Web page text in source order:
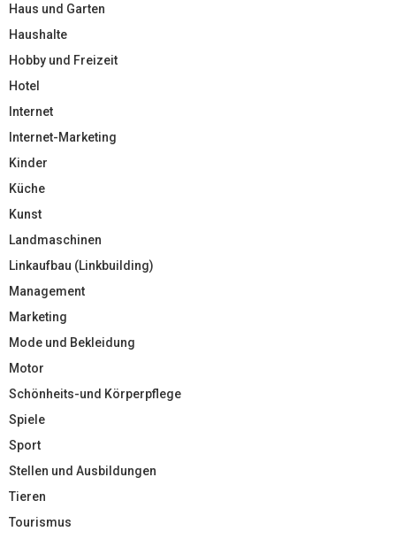
Haus und Garten
Haushalte
Hobby und Freizeit
Hotel
Internet
Internet-Marketing
Kinder
Küche
Kunst
Landmaschinen
Linkaufbau (Linkbuilding)
Management
Marketing
Mode und Bekleidung
Motor
Schönheits-und Körperpflege
Spiele
Sport
Stellen und Ausbildungen
Tieren
Tourismus